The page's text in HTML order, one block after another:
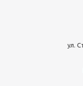
ул.